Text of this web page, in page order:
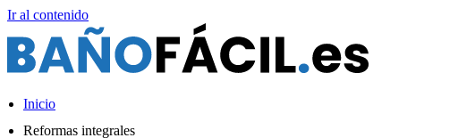
Ir al contenido
Inicio
Reformas integrales